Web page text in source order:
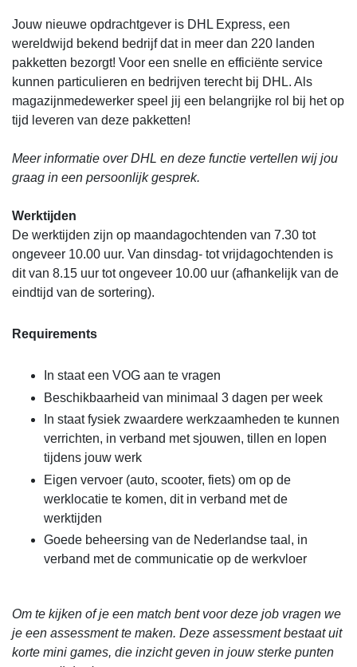
Jouw nieuwe opdrachtgever is DHL Express, een
wereldwijd bekend bedrijf dat in meer dan 220 landen
pakketten bezorgt! Voor een snelle en efficiënte service
kunnen particulieren en bedrijven terecht bij DHL. Als
magazijnmedewerker speel jij een belangrijke rol bij het op
tijd leveren van deze pakketten!
Meer informatie over DHL en deze functie vertellen wij jou
graag in een persoonlijk gesprek.
Werktijden
De werktijden zijn op maandagochtenden van 7.30 tot
ongeveer 10.00 uur. Van dinsdag- tot vrijdagochtenden is
dit van 8.15 uur tot ongeveer 10.00 uur (afhankelijk van de
eindtijd van de sortering).
Requirements
In staat een VOG aan te vragen
Beschikbaarheid van minimaal 3 dagen per week
In staat fysiek zwaardere werkzaamheden te kunnen
verrichten, in verband met sjouwen, tillen en lopen
tijdens jouw werk
Eigen vervoer (auto, scooter, fiets) om op de
werklocatie te komen, dit in verband met de
werktijden
Goede beheersing van de Nederlandse taal, in
verband met de communicatie op de werkvloer
Om te kijken of je een match bent voor deze job vragen we
je een assessment te maken. Deze assessment bestaat uit
korte mini games, die inzicht geven in jouw sterke punten